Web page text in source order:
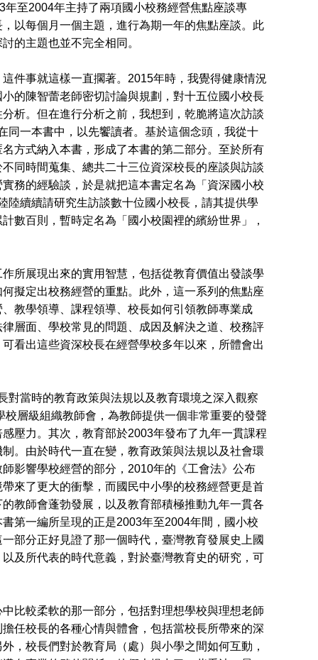
至2004年主持了兩項國小校務經營焦點座談專
以每個月一個主題，進行為期一年的焦點座談。此
的主題也並不完全相同。
事就這樣一直擱著。2015年時，我覺得健康情況
的陳智蕾老師密切討論與規劃，對十五位國小校長
析。但在進行分析之前，我想到，乾脆將這次訪談
同一本書中，以先饗讀者。基於這個念頭，我從十
方式納入本書，形成了本書的第二部分。至於所有
同時間蒐集、總共二十三位資深校長的座談與訪談
務的經驗談，於是就把這本書定名為「資深國小校
陸續續請研究生訪談數十位國小校長，請其提供學
數百則，暫時定名為「國小校園裡的繽紛世界」，
展現出來的實用智慧，包括從教育價值出發談學
擬定出校務經營的重點。此外，這一系列的焦點座
教學領導、課程領導、校長如何引領教師專業成
層面、學校常見的問題、成因及解決之道、校務評
看出這些資深校長在經營學校多年以來，所體會出
當時的教育政策與法規以及教育環境之深入觀察
層級組織教師會，為教師提供一個非常重要的發聲
壓力。其次，教育部於2003年發布了九年一貫課程
。由於時代一直在變，教育政策與法規以及社會環
影響學校經營的部分，2010年的《工會法》公布
來了更大的衝擊，而國民中小學的校務經營更是首
教師會蓬勃發展，以及教育部積極推動九年一貫各
第一編所呈現的正是2003年至2004年間，國小校
部分正好見證了那一個時代，臺灣教育發展史上國
及所代表的時代意義，對於臺灣教育史的研究，可
較柔軟的那一部分，包括對理想學校與理想老師
任校長的各種心情與體會，包括當校長所帶來的深
，校長們對於教育局（處）與小學之間如何互動，